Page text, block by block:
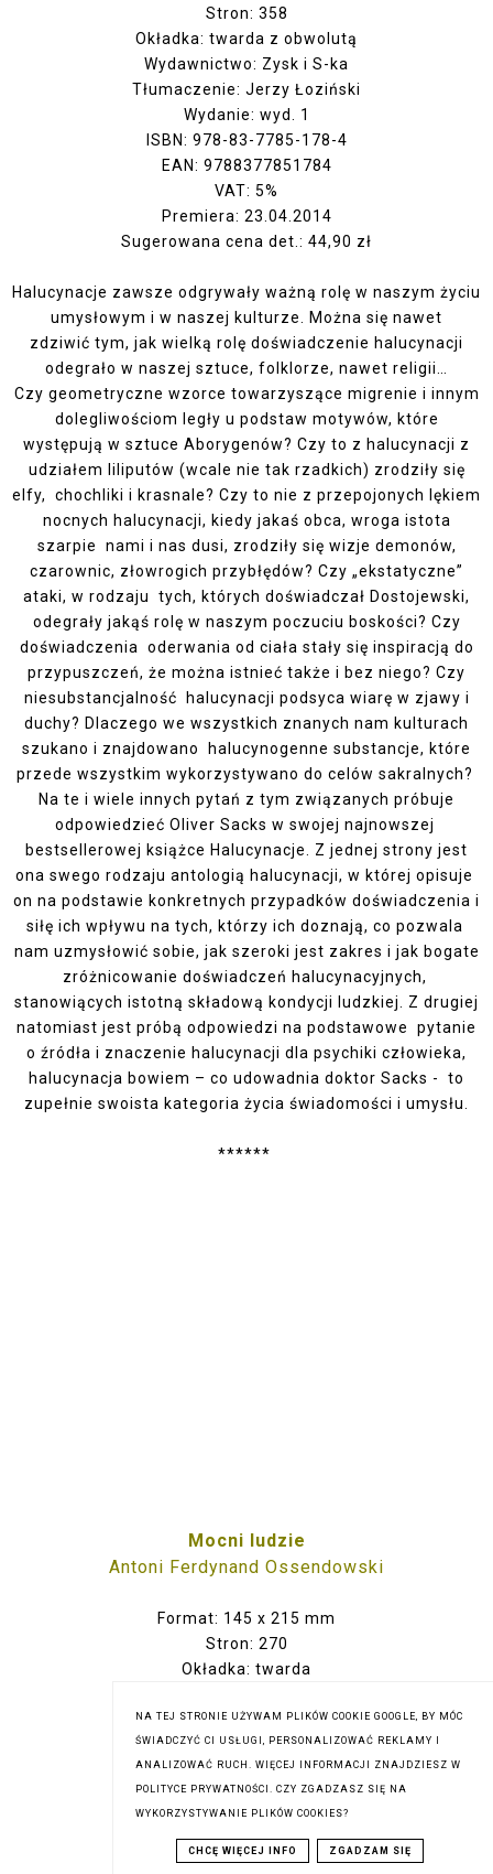
Stron: 358
Okładka: twarda z obwolutą
Wydawnictwo: Zysk i S-ka
Tłumaczenie: Jerzy Łoziński
Wydanie: wyd. 1
ISBN: 978-83-7785-178-4
EAN: 9788377851784
VAT: 5%
Premiera: 23.04.2014
Sugerowana cena det.: 44,90 zł
Halucynacje zawsze odgrywały ważną rolę w naszym życiu
umysłowym i w naszej kulturze. Można się nawet
zdziwić tym, jak wielką rolę doświadczenie halucynacji
odegrało w naszej sztuce, folklorze, nawet religii…
Czy geometryczne wzorce towarzyszące migrenie i innym
dolegliwościom legły u podstaw motywów, które
występują w sztuce Aborygenów? Czy to z halucynacji z
udziałem liliputów (wcale nie tak rzadkich) zrodziły się
elfy, chochliki i krasnale? Czy to nie z przepojonych lękiem
nocnych halucynacji, kiedy jakaś obca, wroga istota
szarpie nami i nas dusi, zrodziły się wizje demonów,
czarownic, złowrogich przybłędów? Czy „ekstatyczne”
ataki, w rodzaju tych, których doświadczał Dostojewski,
odegrały jakąś rolę w naszym poczuciu boskości? Czy
doświadczenia oderwania od ciała stały się inspiracją do
przypuszczeń, że można istnieć także i bez niego? Czy
niesubstancjalność halucynacji podsyca wiarę w zjawy i
duchy? Dlaczego we wszystkich znanych nam kulturach
szukano i znajdowano halucynogenne substancje, które
przede wszystkim wykorzystywano do celów sakralnych?
Na te i wiele innych pytań z tym związanych próbuje
odpowiedzieć Oliver Sacks w swojej najnowszej
bestsellerowej książce Halucynacje. Z jednej strony jest
ona swego rodzaju antologią halucynacji, w której opisuje
on na podstawie konkretnych przypadków doświadczenia i
siłę ich wpływu na tych, którzy ich doznają, co pozwala
nam uzmysłowić sobie, jak szeroki jest zakres i jak bogate
zróżnicowanie doświadczeń halucynacyjnych,
stanowiących istotną składową kondycji ludzkiej. Z drugiej
natomiast jest próbą odpowiedzi na podstawowe pytanie
o źródła i znaczenie halucynacji dla psychiki człowieka,
halucynacja bowiem – co udowadnia doktor Sacks - to
zupełnie swoista kategoria życia świadomości i umysłu.
******
Mocni ludzie
Antoni Ferdynand Ossendowski
Format: 145 x 215 mm
Stron: 270
Okładka: twarda
Wydanie: wyd. 1 w tej edycji
ISBN: 978-83-7785-423-5
EAN: 9788377854235
VAT: 5%
Premiera: 14.04.2014
Sugerowana cena det.: 45,00 zł
NA TEJ STRONIE UŻYWAM PLIKÓW COOKIE GOOGLE, BY MÓC
ŚWIADCZYĆ CI USŁUGI, PERSONALIZOWAĆ REKLAMY I
ANALIZOWAĆ RUCH. WIĘCEJ INFORMACJI ZNAJDZIESZ W
POLITYCE PRYWATNOŚCI. CZY ZGADZASZ SIĘ NA
WYKORZYSTYWANIE PLIKÓW COOKIES?
CHCĘ WIĘCEJ INFO ZGADZAM SIĘ